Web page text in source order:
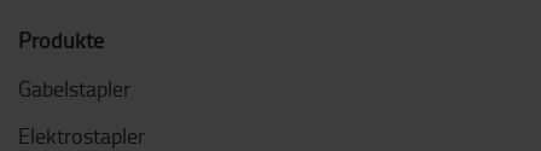
Produkte
Gabelstapler
Elektrostapler